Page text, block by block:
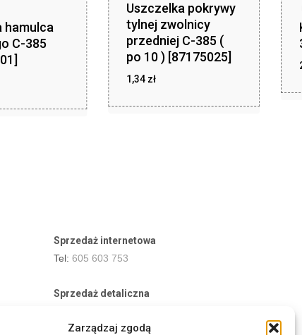
Zarządzaj zgodą
hamulca
C-385
Uszczelka pokrywy
tylnej zwolnicy
przedniej C-385 (
po 10 ) [87175025]
1,34 zł
Sprzedaż internetowa
Tel: 605 603 753
Sprzedaż detaliczna
E-mail:aukcje.agrohurt@gmail.com